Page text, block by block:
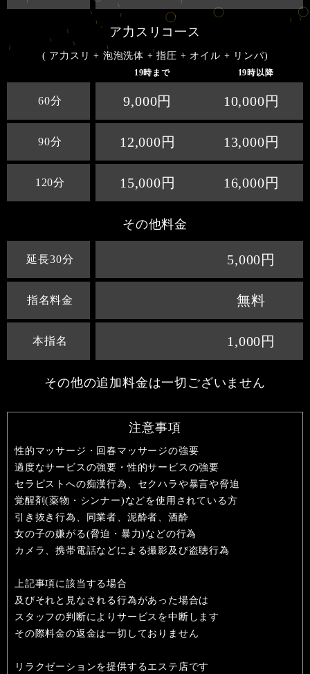
ア力スリコ一ス
( ア力スリ + 泡泡洗体 + 指圧 + オイル + リンパ)
19時まで 19時以降
60分 9,000円 10,000円
90分 12,000円 13,000円
120分 15,000円 16,000円
その他料金
延長30分 5,000円
指名料金 無料
本指名 1,000円
その他の追加料金は一切ございません
注意事項
性的マッサージ・回春マッサージの強要
過度なサービスの強要・性的サービスの強要
セラピストへの痴漢行為、セクハラや暴言や脅迫
覚醒剤(薬物・シンナー)などを使用されている方
引き抜き行為、同業者、泥酔者、酒酔
女の子の嫌がる(脅迫・暴力)などの行為
カメラ、携帯電話などによる撮影及び盗聴行為
上記事項に該当する場合
及びそれと見なされる行為があった場合は
スタッフの判断によりサービスを中断します
その際料金の返金は一切しておりません
リラクゼーションを提供するエステ店です